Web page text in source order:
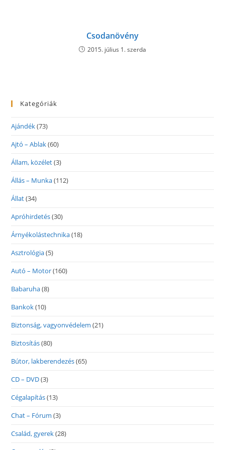
Csodanövény
2015. július 1. szerda
Kategóriák
Ajándék(73)
Ajtó – Ablak(60)
Állam, közélet(3)
Állás – Munka(112)
Állat(34)
Apróhirdetés(30)
Árnyékolástechnika(18)
Asztrológia(5)
Autó – Motor(160)
Babaruha(8)
Bankok(10)
Biztonság, vagyonvédelem (21)
Biztosítás(80)
Bútor, lakberendezés(65)
CD – DVD(3)
Cégalapítás(13)
Chat – Fórum (3)
Család, gyerek(28)